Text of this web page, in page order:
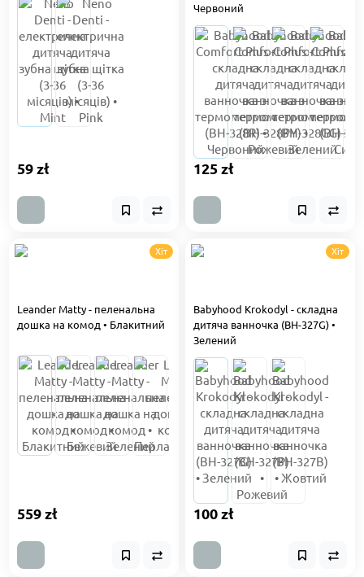
59 zł
Червоний
125 zł
Хіт
Leander Matty - пеленальна
дошка на комод • Блакитний
559 zł
Хіт
Babyhood Krokodyl - складна
дитяча ванночка (BH-327G) •
Зелений
100 zł